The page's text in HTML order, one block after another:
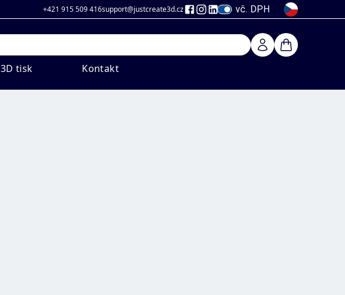
+421 915 509 416support@justcreate3d.cz vč. DPH
3D tisk Kontakt